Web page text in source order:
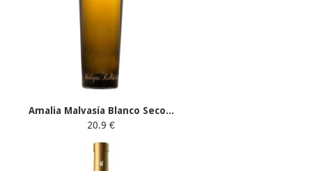
Amalia Malvasía Blanco Seco...
20.9 €